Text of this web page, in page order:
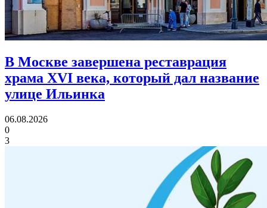
В Москве завершена реставрация
храма XVI века, который дал название
улице Ильинка
06.08.2026
0
3